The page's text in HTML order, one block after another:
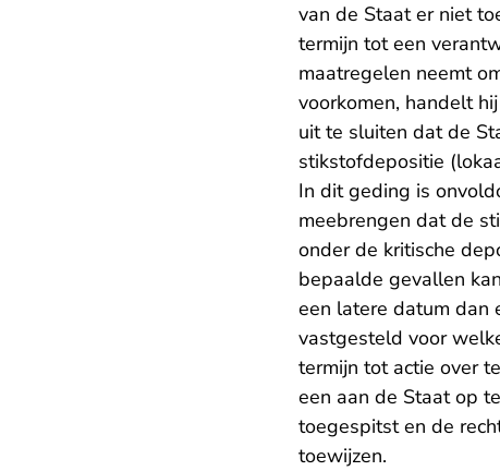
van de Staat er niet
termijn tot een
maatregelen neemt
voorkomen, handelt
uit te sluiten dat de
stikstofdepositie
In dit geding is
meebrengen dat de
onder de kritische
bepaalde gevallen
een latere datum dan
vastgesteld voor
termijn tot actie over
een aan de Staat op
toegespitst en de
toewijzen.